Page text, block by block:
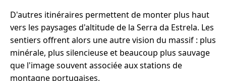
D'autres itinéraires permettent de monter plus haut
vers les paysages d'altitude de la Serra da Estrela. Les
sentiers offrent alors une autre vision du massif : plus
minérale, plus silencieuse et beaucoup plus sauvage
que l'image souvent associée aux stations de
montagne portugaises.